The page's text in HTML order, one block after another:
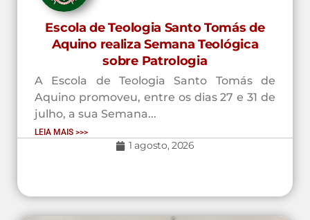
Escola de Teologia Santo Tomás de
Aquino realiza Semana Teológica
sobre Patrologia
A Escola de Teologia Santo Tomás de
Aquino promoveu, entre os dias 27 e 31 de
julho, a sua Semana...
LEIA MAIS >>>
1 agosto, 2026